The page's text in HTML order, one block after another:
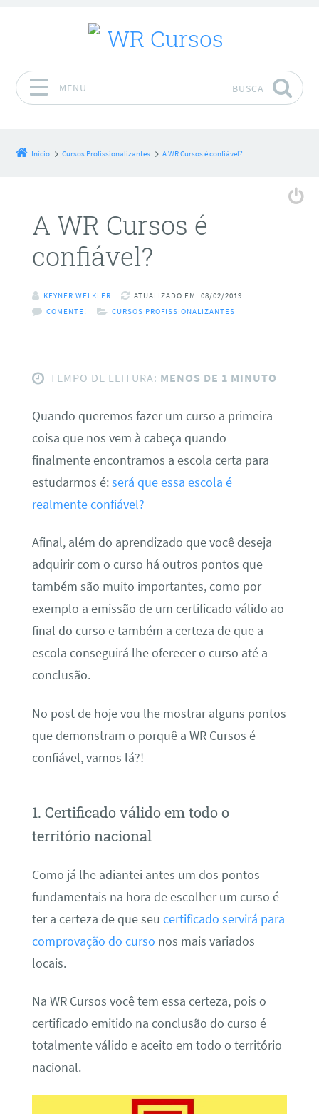
MENU BUSCA
Início Cursos Profissionalizantes A WR Cursos é confiável?
A WR Cursos é
confiável?
KEYNER WELKLER
ATUALIZADO EM: 08/02/2019
COMENTE!
CURSOS PROFISSIONALIZANTES
TEMPO DE LEITURA: MENOS DE 1 MINUTO
Quando queremos fazer um curso a primeira
coisa que nos vem à cabeça quando
finalmente encontramos a escola certa para
estudarmos é:será que essa escola é
realmente confiável?
Afinal, além do aprendizado que você deseja
adquirir com o curso há outros pontos que
também são muito importantes, como por
exemplo a emissão de um certificado válido ao
final do curso e também a certeza de que a
escola conseguirá lhe oferecer o curso até a
conclusão.
No post de hoje vou lhe mostrar alguns pontos
que demonstram o porquê a WR Cursos é
confiável, vamos lá?!
1. Certificado válido em todo o
território nacional
Como já lhe adiantei antes um dos pontos
fundamentais na hora de escolher um curso é
ter a certeza de que seu certificado servirá para
comprovação do curso nos mais variados
locais.
Na WR Cursos você tem essa certeza, pois o
certificado emitido na conclusão do curso é
totalmente válido e aceito em todo o território
nacional.